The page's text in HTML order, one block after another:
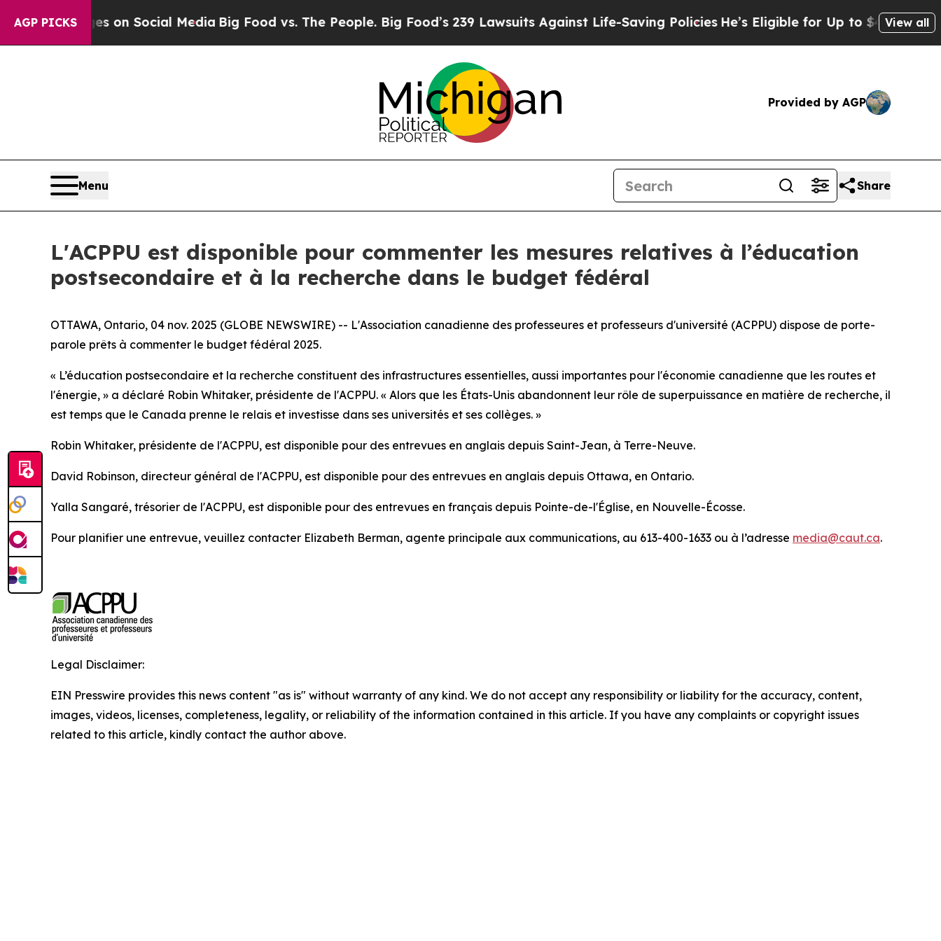
AGP PICKS
Messages on Social MediaBig Food vs. The People. Big Food’s 239 Lawsuits Against Life-Saving PoliciesHe’s Eligible for Up to $480,000View all
Provided by AGP
Menu Share
L'ACPPU est disponible pour commenter les mesures relatives à l’éducation
postsecondaire et à la recherche dans le budget fédéral
OTTAWA, Ontario, 04 nov. 2025 (GLOBE NEWSWIRE) -- L'Association canadienne des professeures et professeurs d'université (ACPPU) dispose de porte-
parole prêts à commenter le budget fédéral 2025.
« L’éducation postsecondaire et la recherche constituent des infrastructures essentielles, aussi importantes pour l'économie canadienne que les routes et
l'énergie, » a déclaré Robin Whitaker, présidente de l'ACPPU. « Alors que les États-Unis abandonnent leur rôle de superpuissance en matière de recherche, il
est temps que le Canada prenne le relais et investisse dans ses universités et ses collèges. »
Robin Whitaker, présidente de l'ACPPU, est disponible pour des entrevues en anglais depuis Saint-Jean, à Terre-Neuve.
David Robinson, directeur général de l'ACPPU, est disponible pour des entrevues en anglais depuis Ottawa, en Ontario.
Yalla Sangaré, trésorier de l'ACPPU, est disponible pour des entrevues en français depuis Pointe-de-l'Église, en Nouvelle-Écosse.
Pour planifier une entrevue, veuillez contacter Elizabeth Berman, agente principale aux communications, au 613-400-1633 ou à l’adresse media@caut.ca.
Legal Disclaimer:
EIN Presswire provides this news content "as is" without warranty of any kind. We do not accept any responsibility or liability for the accuracy, content,
images, videos, licenses, completeness, legality, or reliability of the information contained in this article. If you have any complaints or copyright issues
related to this article, kindly contact the author above.